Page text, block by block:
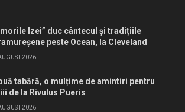
Izei” duc cântecul și tradițiile
peste Ocean, la Cleveland
2026
tabără, o mulțime de amintiri pentru
de la Rivulus Pueris
2026